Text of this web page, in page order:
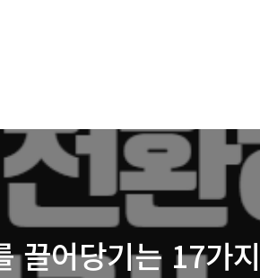
끌어당기는 17가